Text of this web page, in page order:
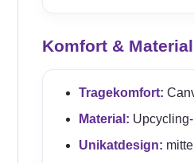
Komfort & Material
Tragekomfort:
Material:
Unikatdesign: